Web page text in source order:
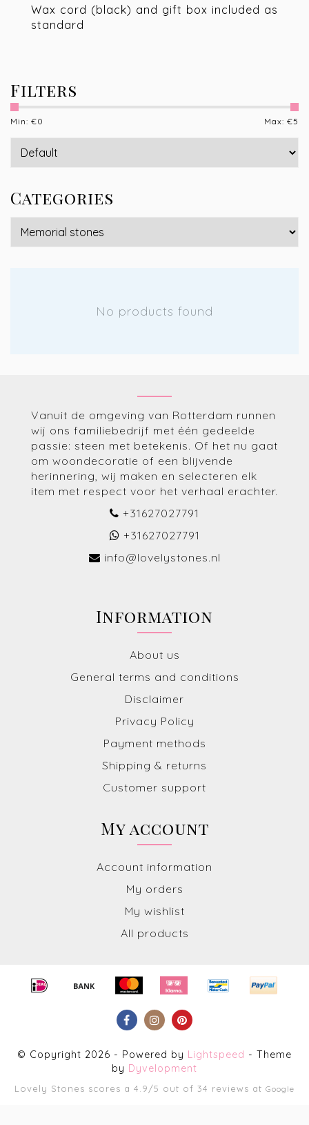
Wax cord (black) and gift box included as
standard
Filters
Min: €0 Max: €5
Categories
No products found
Vanuit de omgeving van Rotterdam runnen
wij ons familiebedrijf met één gedeelde
passie: steen met betekenis. Of het nu gaat
om woondecoratie of een blijvende
herinnering, wij maken en selecteren elk
item met respect voor het verhaal erachter.
+31627027791
+31627027791
info@lovelystones.nl
Information
About us
General terms and conditions
Disclaimer
Privacy Policy
Payment methods
Shipping & returns
Customer support
My account
Account information
My orders
My wishlist
All products
© Copyright 2026 - Powered by Lightspeed - Theme
by Dyvelopment
Lovely Stones scores a 4.9/5 out of 34 reviews at Google